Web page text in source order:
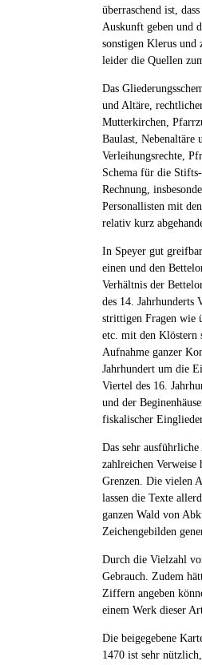
überraschend ist,
Auskunft geben und
sonstigen Klerus und
leider die Quellen
Das
und Altäre,
Mutterkirchen,
Baulast, Nebenaltäre
Verleihungsrechte,
Schema für die
Rechnung,
Personallisten mit
relativ kurz
In Speyer gut
einen und den
Verhältnis der
des 14. Jahrhunderts
strittigen Fragen wie
etc. mit den Klöstern
Aufnahme ganzer
Jahrhundert um die
Viertel des 16.
und der
fiskalischer
Das sehr
zahlreichen
Grenzen. Die vielen
lassen die Texte
ganzen Wald von
Zeichengebilden
Durch die Vielzahl
Gebrauch. Zudem
Ziffern angeben
einem Werk dieser
Die beigegebene
1470 ist sehr